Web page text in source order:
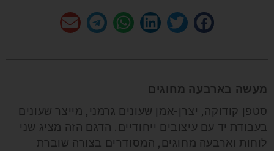
מעשה בארבעה מחוגים
סטפן קודוקה, יצרן-אמן שעונים גרמני, מייצר שעונים
בעבודת יד עם עיצובים ייחודיים. הדגם הזה מציג שני
לוחות וארבעה מחוגים, המסודרים בצורה שוברת